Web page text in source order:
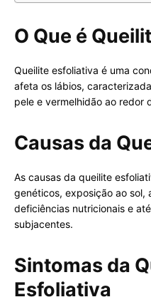
O Que é
Queilite esfoliativa é uma
afeta os lábios,
pele e vermelhidão ao redor
Causas da
As causas da queilite
genéticos, exposição ao sol,
deficiências nutricionais e
subjacentes.
Sintomas da
Esfoliativa